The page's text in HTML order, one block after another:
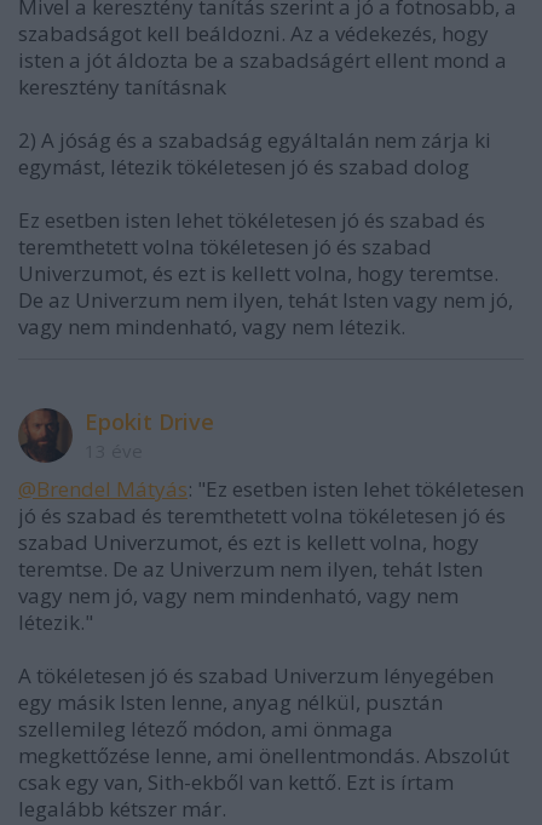
Mivel a keresztény tanítás szerint a jó a fotnosabb, a
szabadságot kell beáldozni. Az a védekezés, hogy
isten a jót áldozta be a szabadságért ellent mond a
keresztény tanításnak
2) A jóság és a szabadság egyáltalán nem zárja ki
egymást, létezik tökéletesen jó és szabad dolog
Ez esetben isten lehet tökéletesen jó és szabad és
teremthetett volna tökéletesen jó és szabad
Univerzumot, és ezt is kellett volna, hogy teremtse.
De az Univerzum nem ilyen, tehát Isten vagy nem jó,
vagy nem mindenható, vagy nem létezik.
Epokit Drive
@Brendel Mátyás: "Ez esetben isten lehet tökéletesen
jó és szabad és teremthetett volna tökéletesen jó és
szabad Univerzumot, és ezt is kellett volna, hogy
teremtse. De az Univerzum nem ilyen, tehát Isten
vagy nem jó, vagy nem mindenható, vagy nem
létezik."
A tökéletesen jó és szabad Univerzum lényegében
egy másik Isten lenne, anyag nélkül, pusztán
szellemileg létező módon, ami önmaga
megkettőzése lenne, ami önellentmondás. Abszolút
csak egy van, Sith-ekből van kettő. Ezt is írtam
legalább kétszer már.